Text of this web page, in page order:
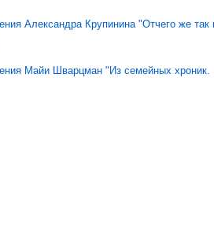
Александра Крупинина "Отчего же так
Майи Шварцман "Из семейных